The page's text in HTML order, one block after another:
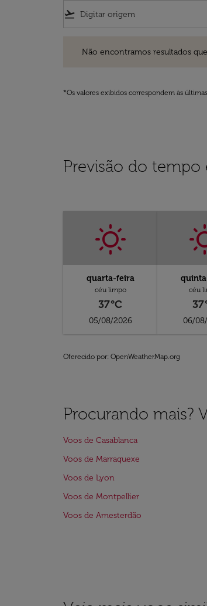
flight_takeoff
Não encontramos resultados
*Os valores exibidos correspondem às
Previsão do tempo
quarta-feira
céu limpo
37°C
05/08/2026
céu
06/
Oferecido por: OpenWeatherMap.org
Procurando mais?
Voos de Casablanca
Voos de Marraquexe
Voos de Lyon
Voos de Montpellier
Voos de Amesterdão